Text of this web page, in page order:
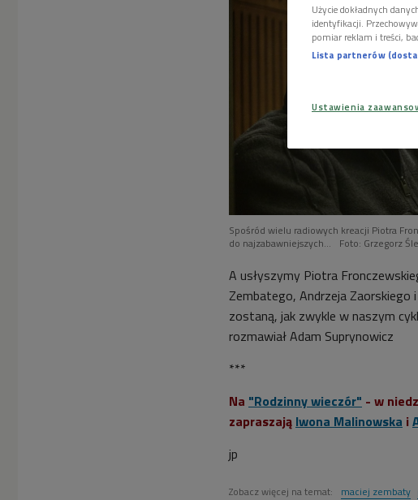
Spośród wielu radiowych kreacji Piotra
do najzabawniejszych...
Foto: Grzegorz
A usłyszymy Piotra
Zembatego, Andrzeja Zaorskiego
zostaną, jak zwykle w naszym
rozmawiał Adam Suprynowicz
***
Na "Rodzinny wieczór" - w
zapraszają Iwona Malinowska i
jp
Zobacz więcej na temat: maciej zembaty
Użycie dokładnych
identyfikacji.
pomiar reklam i treści,
Lista partnerów
Ustawienia